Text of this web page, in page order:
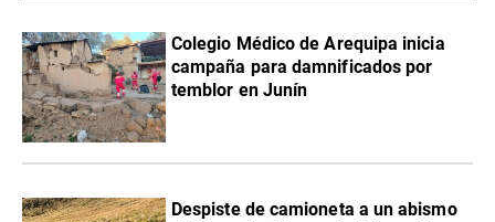
Colegio Médico de Arequipa inicia
campaña para damnificados por
temblor en Junín
Despiste de camioneta a un abismo